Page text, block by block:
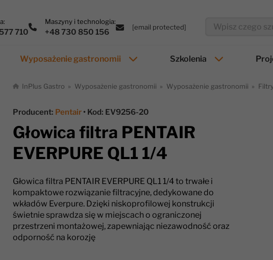
710
Maszyny i technologia:
+48 730 850 156
[email protected]
Wyposażenie gastronomii Szkolenia
InPlus Gastro Wyposażenie gastronomii Wyposażenie gastronomii
Producent: Pentair• Kod: EV9256-20
Głowica filtra PENTAIR
EVERPURE QL1 1/4
Głowica filtra PENTAIR EVERPURE QL1 1/4 to trwałe i
kompaktowe rozwiązanie filtracyjne, dedykowane do
wkładów Everpure. Dzięki niskoprofilowej konstrukcji
świetnie sprawdza się w miejscach o ograniczonej
przestrzeni montażowej, zapewniając niezawodność oraz
odporność na korozję